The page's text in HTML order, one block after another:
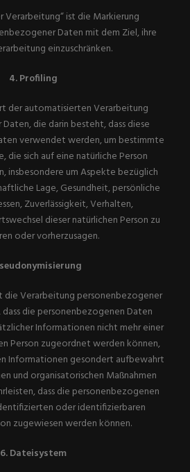
Verarbeitung“ ist die Markierung
Daten mit dem Ziel, ihre
einzuschränken.
4. Profiling
der automatisierten Verarbeitung
die darin besteht, dass diese
verwendet werden, um bestimmte
die sich auf eine natürliche Person
insbesondere um Aspekte bezüglich
Lage, Gesundheit, persönliche
Zuverlässigkeit, Verhalten,
dieser natürlichen Person zu
oder vorherzusagen.
die Verarbeitung personenbezogener
die personenbezogenen Daten
Informationen nicht mehr einer
Person zugeordnet werden können,
Informationen gesondert aufbewahrt
und organisatorischen Maßnahmen
dass die personenbezogenen
oder identifizierbaren
zugewiesen werden können.
6. Dateisystem